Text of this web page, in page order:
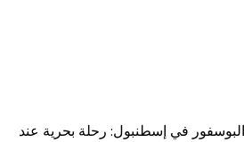
في إسطنبول: رحلة بحرية عند